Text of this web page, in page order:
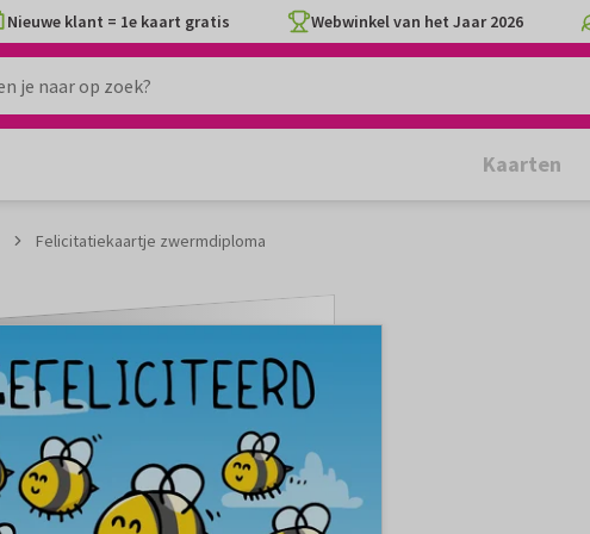
Nieuwe klant = 1e kaart gratis Webwinkel van het Jaar 2026
Kaarten
Felicitatiekaartje zwermdiploma